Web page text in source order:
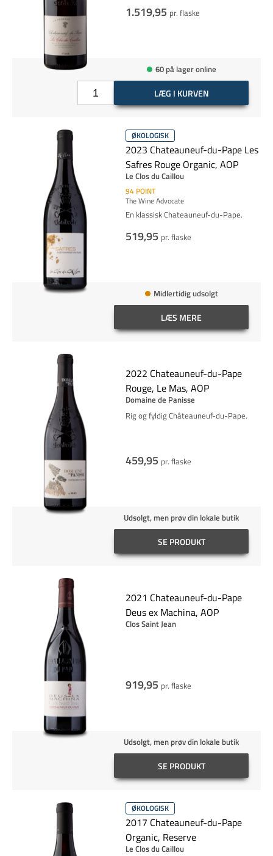
1.519,95 pr. flaske
60 på lager online
LÆG I KURVEN
ØKOLOGISK
2023 Chateauneuf-du-Pape Les
Safres Rouge Organic, AOP
Le Clos du Caillou
94 POINT
The Wine Advocate
En klassisk Chateauneuf-du-Pape.
519,95 pr. flaske
Midlertidig udsolgt
LÆS MERE
2022 Chateauneuf-du-Pape
Rouge, Le Mas, AOP
Domaine de Panisse
Rig og fyldig Châteauneuf-du-Pape.
459,95 pr. flaske
Udsolgt, men prøv din lokale butik
SE PRODUKT
2021 Chateauneuf-du-Pape
Deus ex Machina, AOP
Clos Saint Jean
919,95 pr. flaske
Udsolgt, men prøv din lokale butik
SE PRODUKT
ØKOLOGISK
2017 Chateauneuf-du-Pape
Organic, Reserve
Le Clos du Caillou